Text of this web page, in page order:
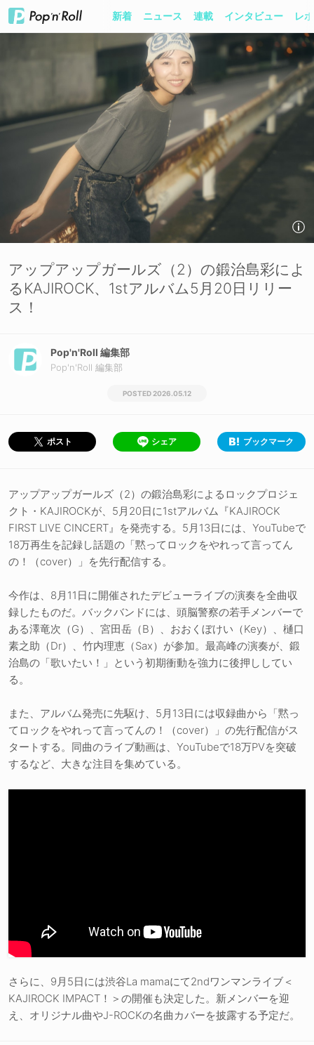
新着 ニュース 連載 インタビュー レ
アップアップガールズ（2）の鍛治島彩によ
るKAJIROCK、1stアルバム5月20日リリー
ス！
Pop'n'Roll 編集部
Pop'n'Roll 編集部
2026.05.12
ポスト シェア ブックマーク
アップアップガールズ（2）の鍛治島彩によるロックプロジェ
クト・KAJIROCKが、5月20日に1stアルバム『KAJIROCK
FIRST LIVE CINCERT』を発売する。5月13日には、YouTubeで
18万再生を記録し話題の「黙ってロックをやれって言ってん
の！（cover）」を先行配信する。
今作は、8月11日に開催されたデビューライブの演奏を全曲収
録したものだ。バックバンドには、頭脳警察の若手メンバーで
ある澤竜次（G）、宮田岳（B）、おおくぼけい（Key）、樋口
素之助（Dr）、竹内理恵（Sax）が参加。最高峰の演奏が、鍛
治島の「歌いたい！」という初期衝動を強力に後押ししてい
る。
また、アルバム発売に先駆け、5月13日には収録曲から「黙っ
てロックをやれって言ってんの！（cover）」の先行配信がス
タートする。同曲のライブ動画は、YouTubeで18万PVを突破
するなど、大きな注目を集めている。
さらに、9月5日には渋谷La mamaにて2ndワンマンライブ＜
KAJIROCK IMPACT！＞の開催も決定した。新メンバーを迎
え、オリジナル曲やJ-ROCKの名曲カバーを披露する予定だ。